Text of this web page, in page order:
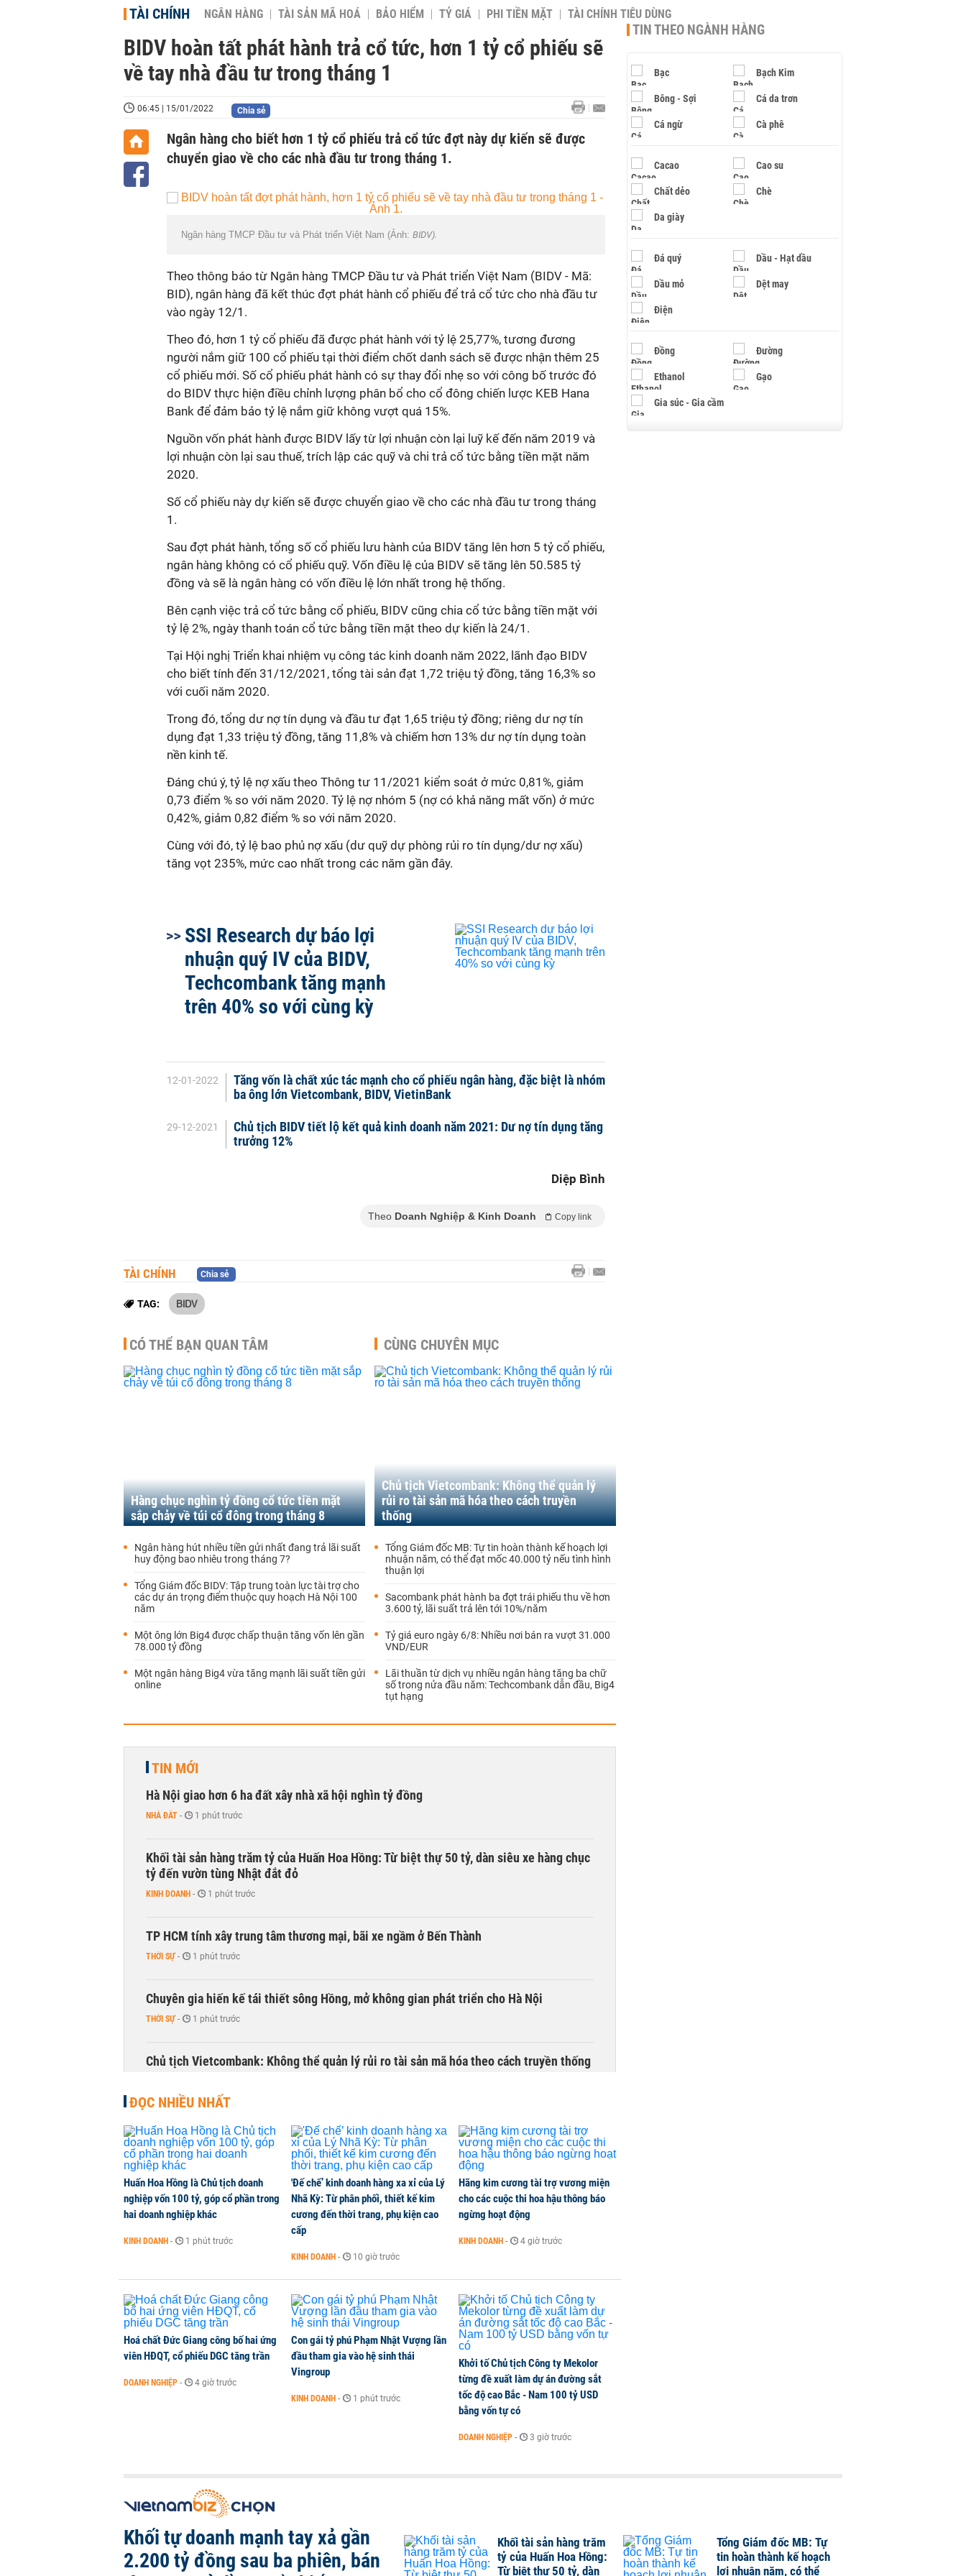
TÀI CHÍNH NGÂN HÀNG TÀI SẢN MÃ HOÁ BẢO HIỂM TỶ GIÁ PHI TIỀN MẶT TÀI CHÍNH TIÊU DÙNG
BIDV hoàn tất phát hành trả cổ tức, hơn 1 tỷ cổ phiếu sẽ
về tay nhà đầu tư trong tháng 1
06:45 | 15/01/2022 Chia sẻ
Ngân hàng cho biết hơn 1 tỷ cổ phiếu trả cổ tức đợt này dự kiến sẽ được
chuyển giao về cho các nhà đầu tư trong tháng 1.
Ngân hàng TMCP Đầu tư và Phát triển Việt Nam (Ảnh: BIDV).
Theo thông báo từ Ngân hàng TMCP Đầu tư và Phát triển Việt Nam (BIDV - Mã:
BID), ngân hàng đã kết thúc đợt phát hành cổ phiếu để trả cổ tức cho nhà đầu tư
vào ngày 12/1.
Theo đó, hơn 1 tỷ cổ phiếu đã được phát hành với tỷ lệ 25,77%, tương đương
người nắm giữ 100 cổ phiếu tại thời điểm chốt danh sách sẽ được nhận thêm 25
cổ phiếu mới. Số cổ phiếu phát hành có sự thay đổi nhẹ so với công bố trước đó
do BIDV thực hiện điều chỉnh lượng phân bổ cho cổ đông chiến lược KEB Hana
Bank để đảm bảo tỷ lệ nắm giữ không vượt quá 15%.
Nguồn vốn phát hành được BIDV lấy từ lợi nhuận còn lại luỹ kế đến năm 2019 và
lợi nhuận còn lại sau thuế, trích lập các quỹ và chi trả cổ tức bằng tiền mặt năm
2020.
Số cổ phiếu này dự kiến sẽ được chuyển giao về cho các nhà đầu tư trong tháng
1.
Sau đợt phát hành, tổng số cổ phiếu lưu hành của BIDV tăng lên hơn 5 tỷ cổ phiếu,
ngân hàng không có cổ phiếu quỹ. Vốn điều lệ của BIDV sẽ tăng lên 50.585 tỷ
đồng và sẽ là ngân hàng có vốn điều lệ lớn nhất trong hệ thống.
Bên cạnh việc trả cổ tức bằng cổ phiếu, BIDV cũng chia cổ tức bằng tiền mặt với
tỷ lệ 2%, ngày thanh toán cổ tức bằng tiền mặt theo dự kiến là 24/1.
Tại Hội nghị Triển khai nhiệm vụ công tác kinh doanh năm 2022, lãnh đạo BIDV
cho biết tính đến 31/12/2021, tổng tài sản đạt 1,72 triệu tỷ đồng, tăng 16,3% so
với cuối năm 2020.
Trong đó, tổng dư nợ tín dụng và đầu tư đạt 1,65 triệu tỷ đồng; riêng dư nợ tín
dụng đạt 1,33 triệu tỷ đồng, tăng 11,8% và chiếm hơn 13% dư nợ tín dụng toàn
nền kinh tế.
Đáng chú ý, tỷ lệ nợ xấu theo Thông tư 11/2021 kiểm soát ở mức 0,81%, giảm
0,73 điểm % so với năm 2020. Tỷ lệ nợ nhóm 5 (nợ có khả năng mất vốn) ở mức
0,42%, giảm 0,82 điểm % so với năm 2020.
Cùng với đó, tỷ lệ bao phủ nợ xấu (dư quỹ dự phòng rủi ro tín dụng/dư nợ xấu)
tăng vọt 235%, mức cao nhất trong các năm gần đây.
SSI Research dự báo lợi
nhuận quý IV của BIDV,
Techcombank tăng mạnh
trên 40% so với cùng kỳ
12-01-2022
Tăng vốn là chất xúc tác mạnh cho cổ phiếu ngân hàng, đặc biệt là nhóm
ba ông lớn Vietcombank, BIDV, VietinBank
29-12-2021
Chủ tịch BIDV tiết lộ kết quả kinh doanh năm 2021: Dư nợ tín dụng tăng
trưởng 12%
Diệp Bình
Theo Doanh Nghiệp & Kinh Doanh Copy link
TÀI CHÍNH Chia sẻ
TAG: BIDV
CÓ THỂ BẠN QUAN TÂM
Hàng chục nghìn tỷ đồng cổ tức tiền mặt
sắp chảy về túi cổ đông trong tháng 8
Ngân hàng hút nhiều tiền gửi nhất đang trả lãi suất
huy động bao nhiêu trong tháng 7?
Tổng Giám đốc BIDV: Tập trung toàn lực tài trợ cho
các dự án trọng điểm thuộc quy hoạch Hà Nội 100
năm
Một ông lớn Big4 được chấp thuận tăng vốn lên gần
78.000 tỷ đồng
Một ngân hàng Big4 vừa tăng mạnh lãi suất tiền gửi
online
CÙNG CHUYÊN MỤC
Chủ tịch Vietcombank: Không thể quản lý
rủi ro tài sản mã hóa theo cách truyền
thống
Tổng Giám đốc MB: Tự tin hoàn thành kế hoạch lợi
nhuận năm, có thể đạt mốc 40.000 tỷ nếu tình hình
thuận lợi
Sacombank phát hành ba đợt trái phiếu thu về hơn
3.600 tỷ, lãi suất trả lên tới 10%/năm
Tỷ giá euro ngày 6/8: Nhiều nơi bán ra vượt 31.000
VND/EUR
Lãi thuần từ dịch vụ nhiều ngân hàng tăng ba chữ
số trong nửa đầu năm: Techcombank dẫn đầu, Big4
tụt hạng
TIN MỚI
Hà Nội giao hơn 6 ha đất xây nhà xã hội nghìn tỷ đồng
NHÀ ĐẤT - 1 phút trước
Khối tài sản hàng trăm tỷ của Huấn Hoa Hồng: Từ biệt thự 50 tỷ, dàn siêu xe hàng chục
tỷ đến vườn tùng Nhật đắt đỏ
KINH DOANH - 1 phút trước
TP HCM tính xây trung tâm thương mại, bãi xe ngầm ở Bến Thành
THỜI SỰ - 1 phút trước
Chuyên gia hiến kế tái thiết sông Hồng, mở không gian phát triển cho Hà Nội
THỜI SỰ - 1 phút trước
Chủ tịch Vietcombank: Không thể quản lý rủi ro tài sản mã hóa theo cách truyền thống
ĐỌC NHIỀU NHẤT
Huấn Hoa Hồng là Chủ tịch doanh
nghiệp vốn 100 tỷ, góp cổ phần trong
hai doanh nghiệp khác
KINH DOANH - 1 phút trước
'Đế chế’ kinh doanh hàng xa xỉ của Lý
Nhã Kỳ: Từ phân phối, thiết kế kim
cương đến thời trang, phụ kiện cao
cấp
KINH DOANH - 10 giờ trước
Hãng kim cương tài trợ vương miện
cho các cuộc thi hoa hậu thông báo
ngừng hoạt động
KINH DOANH - 4 giờ trước
Hoá chất Đức Giang công bố hai ứng
viên HĐQT, cổ phiếu DGC tăng trần
DOANH NGHIỆP - 4 giờ trước
Con gái tỷ phú Phạm Nhật Vượng lần
đầu tham gia vào hệ sinh thái
Vingroup
KINH DOANH - 1 phút trước
Khởi tố Chủ tịch Công ty Mekolor
từng đề xuất làm dự án đường sắt
tốc độ cao Bắc - Nam 100 tỷ USD
bằng vốn tự có
DOANH NGHIỆP - 3 giờ trước
TIN THEO NGÀNH HÀNG
Bạc Bạch Kim
Bông - Sợi Cá da trơn
Cá ngừ Cà phê
Cacao Cao su
Chất dẻo Chè
Da giày
Đá quý Dầu - Hạt dầu
Dầu mỏ Dệt may
Điện
Đồng Đường
Ethanol Gạo
Gia súc - Gia cầm
Khối tự doanh mạnh tay xả gần
2.200 tỷ đồng sau ba phiên, bán
Khối tài sản hàng trăm
tỷ của Huấn Hoa Hồng:
Từ biệt thự 50 tỷ, dàn
Tổng Giám đốc MB: Tự
tin hoàn thành kế hoạch
lợi nhuận năm, có thể